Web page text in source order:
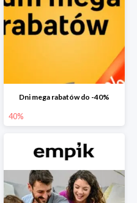
Dni mega rabatów do -40%
40%